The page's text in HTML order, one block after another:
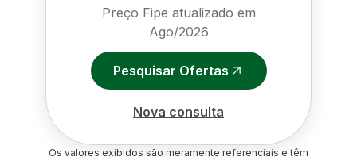
Preço Fipe atualizado em
Ago/2026
Pesquisar Ofertas
Nova consulta
Os valores exibidos são meramente referenciais e têm